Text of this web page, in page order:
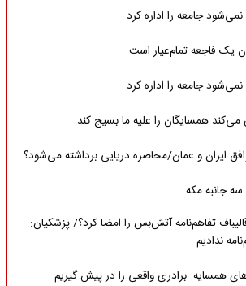
جامعه را اداره کرد
یک فاجعه تمام‌عیار است
جامعه را اداره کرد
می‌کند همسایگان را علیه ما بسیج کند
ایران و عمان/محاصره دریایی برداشته می‌شود؟
جانبه مکه
تفاهم‌نامه آتش‌بس را امضا کرد؟/ پزشکیان:
ندادیم
همسایه: برادری واقعی را در پیش گیریم